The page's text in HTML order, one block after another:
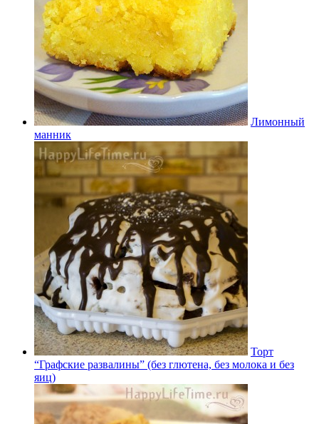
Лимонный
манник
Торт
“Графские развалины” (без глютена, без молока и без
яиц)